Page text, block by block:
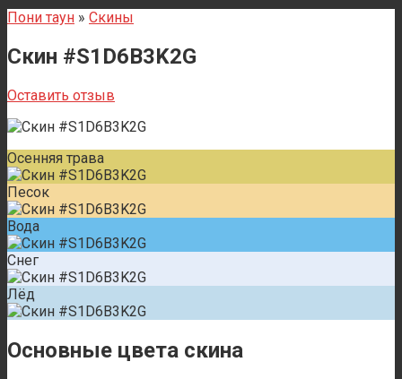
Пони таун » Скины
Скин #S1D6B3K2G
Оставить отзыв
Осенняя трава
Песок
Вода
Снег
Лёд
Основные цвета скина